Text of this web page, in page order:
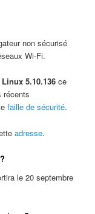
non sécurisé
Wi-Fi.
5.10.136 ce
récents
faille de sécurité.
adresse.
le 20 septembre